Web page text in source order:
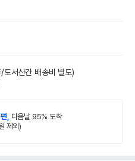
도서산간 배송비 별도)
, 다음날 95% 도착
제외)